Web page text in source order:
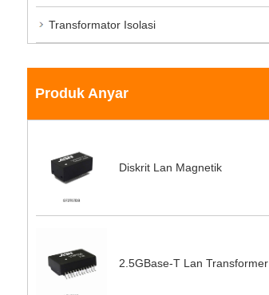
Transformator Isolasi
Produk Anyar
Diskrit Lan Magnetik
2.5GBase-T Lan Transformer